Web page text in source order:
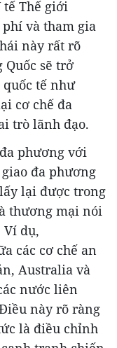
tế Thế giới
và tham gia
này rất rõ
sẽ trở
quốc tế như
cơ chế đa
trò lãnh đạo.
phương với
đa phương
lại được trong
thương mại nói
Ví dụ,
các cơ chế an
Australia và
nước liên
này rõ ràng
là điều chỉnh